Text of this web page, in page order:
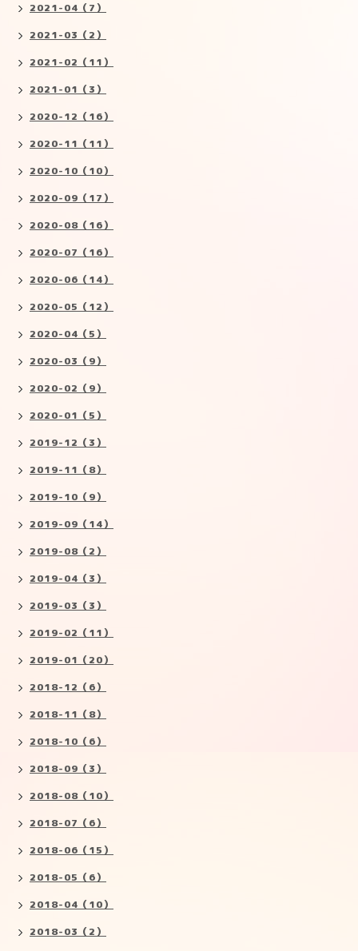
2021-04（7）
2021-03（2）
2021-02（11）
2021-01（3）
2020-12（16）
2020-11（11）
2020-10（10）
2020-09（17）
2020-08（16）
2020-07（16）
2020-06（14）
2020-05（12）
2020-04（5）
2020-03（9）
2020-02（9）
2020-01（5）
2019-12（3）
2019-11（8）
2019-10（9）
2019-09（14）
2019-08（2）
2019-04（3）
2019-03（3）
2019-02（11）
2019-01（20）
2018-12（6）
2018-11（8）
2018-10（6）
2018-09（3）
2018-08（10）
2018-07（6）
2018-06（15）
2018-05（6）
2018-04（10）
2018-03（2）